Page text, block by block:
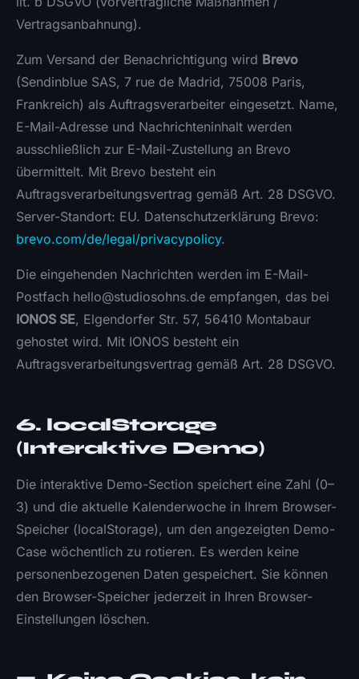
Vertragsanbahnung).
Zum Versand der Benachrichtigung wird Brevo
(Sendinblue SAS, 7 rue de Madrid, 75008 Paris,
Frankreich) als Auftragsverarbeiter eingesetzt. Name,
E-Mail-Adresse und Nachrichteninhalt werden
ausschließlich zur E-Mail-Zustellung an Brevo
übermittelt. Mit Brevo besteht ein
Auftragsverarbeitungsvertrag gemäß Art. 28 DSGVO.
Server-Standort: EU. Datenschutzerklärung Brevo:
brevo.com/de/legal/privacypolicy.
Die eingehenden Nachrichten werden im E-Mail-
Postfach hello@studiosohns.de empfangen, das bei
IONOS SE, Elgendorfer Str. 57, 56410 Montabaur
gehostet wird. Mit IONOS besteht ein
Auftragsverarbeitungsvertrag gemäß Art. 28 DSGVO.
6. localStorage
(Interaktive Demo)
Die interaktive Demo-Section speichert eine Zahl (0–
3) und die aktuelle Kalenderwoche in Ihrem Browser-
Speicher (localStorage), um den angezeigten Demo-
Case wöchentlich zu rotieren. Es werden keine
personenbezogenen Daten gespeichert. Sie können
den Browser-Speicher jederzeit in Ihren Browser-
Einstellungen löschen.